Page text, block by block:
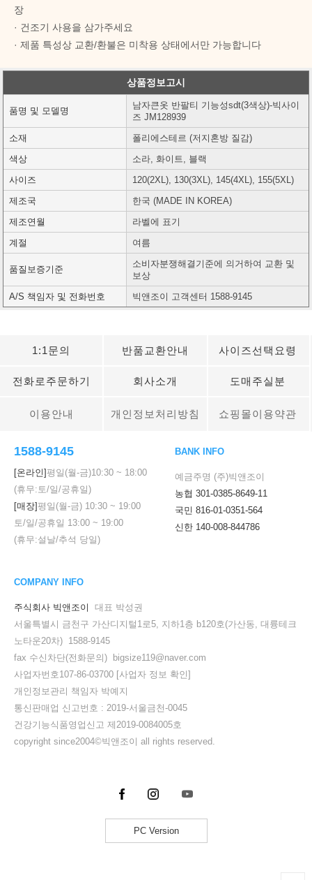
장
· 건조기 사용을 삼가주세요
· 제품 특성상 교환/환불은 미착용 상태에서만 가능합니다
상품정보고시
품명 및 모델명
남자큰옷 반팔티 기능성sdt(3색상)-빅사이
즈 JM128939
소재
폴리에스테르 (저지혼방 질감)
색상
소라, 화이트, 블랙
사이즈
120(2XL), 130(3XL), 145(4XL), 155(5XL)
제조국
한국 (MADE IN KOREA)
제조연월
라벨에 표기
계절
여름
품질보증기준
소비자분쟁해결기준에 의거하여 교환 및
보상
A/S 책임자 및 전화번호
빅앤조이 고객센터 1588-9145
1:1문의 반품교환안내 사이즈선택요령
전화로주문하기 회사소개 도매주실분
이용안내 개인정보처리방침 쇼핑몰이용약관
1588-9145
[온라인]평일(월-금)10:30 ~ 18:00
(휴무:토/일/공휴일)
[매장]평일(월-금) 10:30 ~ 19:00
토/일/공휴일 13:00 ~ 19:00
(휴무:설날/추석 당일)
BANK INFO
예금주명 (주)빅앤조이
농협 301-0385-8649-11
국민 816-01-0351-564
신한 140-008-844786
COMPANY INFO
주식회사 빅앤조이
대표 박성권
서울특별시 금천구 가산디지털1로5, 지하1층 b120호(가산동, 대륭테크
노타운20차) 1588-9145
fax 수신차단(전화문의) bigsize119@naver.com
사업자번호107-86-03700 [사업자 정보 확인]
개인정보관리 책임자 박예지
통신판매업 신고번호 : 2019-서울금천-0045
건강기능식품영업신고 제2019-0084005호
copyright since2004©빅앤조이 all rights reserved.
PC Version